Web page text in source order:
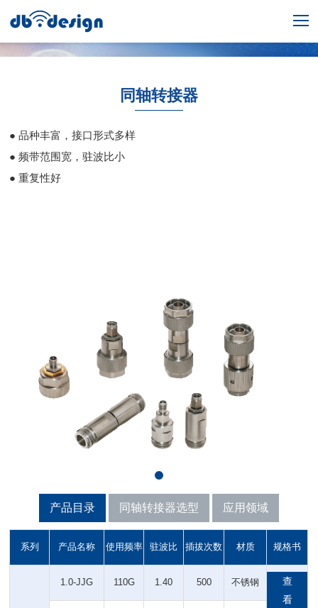
同轴转接器
● 品种丰富，接口形式多样
● 频带范围宽，驻波比小
● 重复性好
产品目录 同轴转接器选型 应用领域
系列 产品名称 使用频率 驻波比 插拔次数 材质 规格书
1.0-JJG 110G 1.40 500 不锈钢
查
看